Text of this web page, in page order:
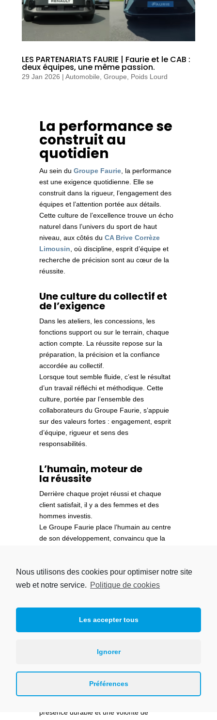
Nous utilisons des cookies pour optimiser notre site
web et notre service. Politique de cookies
Les accepter tous
Ignorer
Préférences
LES PARTENARIATS FAURIE | Faurie et le CAB :
deux équipes, une même passion.
29 Jan 2026 | Automobile Groupe Poids Lourd
La performance se
construit au
quotidien
Au sein du Groupe Faurie, la performance
est une exigence quotidienne. Elle se
construit dans la rigueur, l’engagement des
équipes et l’attention portée aux détails.
Cette culture de l’excellence trouve un écho
naturel dans l’univers du sport de haut
niveau, aux côtés du CA Brive Corrèze
Limousin , où discipline, esprit d’équipe et
recherche de précision sont au cœur de la
réussite.
Une culture du collectif et
de l’exigence
Dans les ateliers, les concessions, les
fonctions support ou sur le terrain, chaque
action compte. La réussite repose sur la
préparation, la précision et la confiance
accordée au collectif.
Lorsque tout semble fluide, c’est le résultat
d’un travail réfléchi et méthodique. Cette
culture, portée par l’ensemble des
collaborateurs du Groupe Faurie, s’appuie
sur des valeurs fortes : engagement, esprit
d’équipe, rigueur et sens des
responsabilités.
L’humain, moteur de
la réussite
Derrière chaque projet réussi et chaque
client satisfait, il y a des femmes et des
hommes investis.
Le Groupe Faurie place l’humain au centre
de son développement, convaincu que la
des équipes sont les véritables leviers de
réussite.
et préparent l’avenir. Investir dans les
présence durable et une volonté de